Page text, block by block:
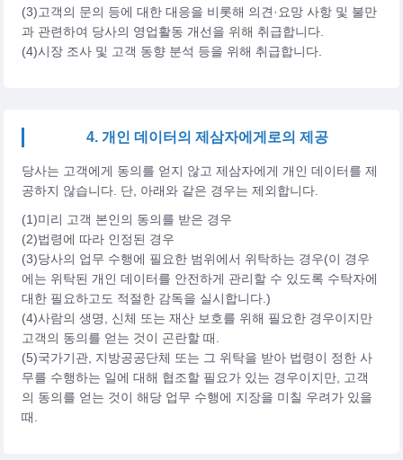
(3)고객의 문의 등에 대한 대응을 비롯해 의견·요망 사항 및 불만
과 관련하여 당사의 영업활동 개선을 위해 취급합니다.
(4)시장 조사 및 고객 동향 분석 등을 위해 취급합니다.
4. 개인 데이터의 제삼자에게로의 제공
당사는 고객에게 동의를 얻지 않고 제삼자에게 개인 데이터를 제
공하지 않습니다. 단, 아래와 같은 경우는 제외합니다.
(1)미리 고객 본인의 동의를 받은 경우
(2)법령에 따라 인정된 경우
(3)당사의 업무 수행에 필요한 범위에서 위탁하는 경우(이 경우
에는 위탁된 개인 데이터를 안전하게 관리할 수 있도록 수탁자에
대한 필요하고도 적절한 감독을 실시합니다.)
(4)사람의 생명, 신체 또는 재산 보호를 위해 필요한 경우이지만
고객의 동의를 얻는 것이 곤란할 때.
(5)국가기관, 지방공공단체 또는 그 위탁을 받아 법령이 정한 사
무를 수행하는 일에 대해 협조할 필요가 있는 경우이지만, 고객
의 동의를 얻는 것이 해당 업무 수행에 지장을 미칠 우려가 있을
때.